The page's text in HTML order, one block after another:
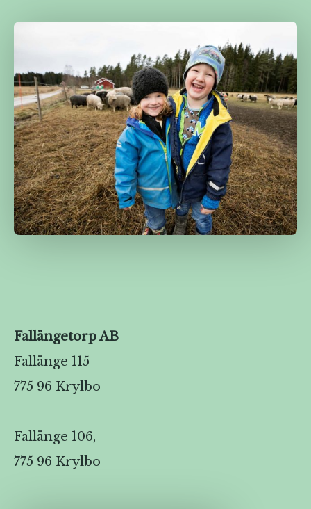
Fallängetorp AB
Fallänge 115
775 96 Krylbo
Fallänge 106,
775 96 Krylbo